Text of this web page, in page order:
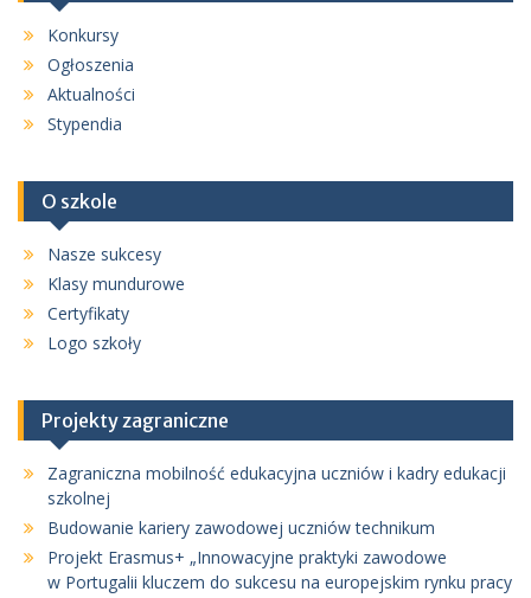
Konkursy
Ogłoszenia
Aktualności
Stypendia
O szkole
Nasze sukcesy
Klasy mundurowe
Certyfikaty
Logo szkoły
Projekty zagraniczne
Zagraniczna mobilność edukacyjna uczniów i kadry edukacji
szkolnej
Budowanie kariery zawodowej uczniów technikum
Projekt Erasmus+ „Innowacyjne praktyki zawodowe
w Portugalii kluczem do sukcesu na europejskim rynku pracy